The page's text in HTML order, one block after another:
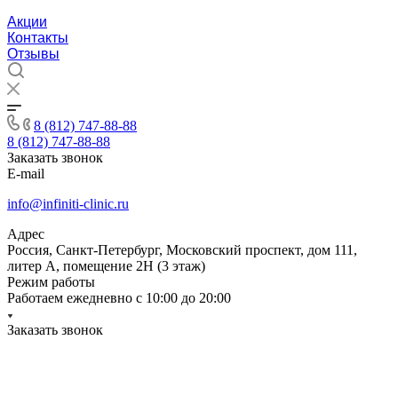
Акции
Контакты
Отзывы
8 (812) 747-88-88
8 (812) 747-88-88
Заказать звонок
E-mail
info@infiniti-clinic.ru
Адрес
Россия, Санкт-Петербург, Московский проспект, дом 111,
литер А, помещение 2Н (3 этаж)
Режим работы
Работаем ежедневно с 10:00 до 20:00
Заказать звонок